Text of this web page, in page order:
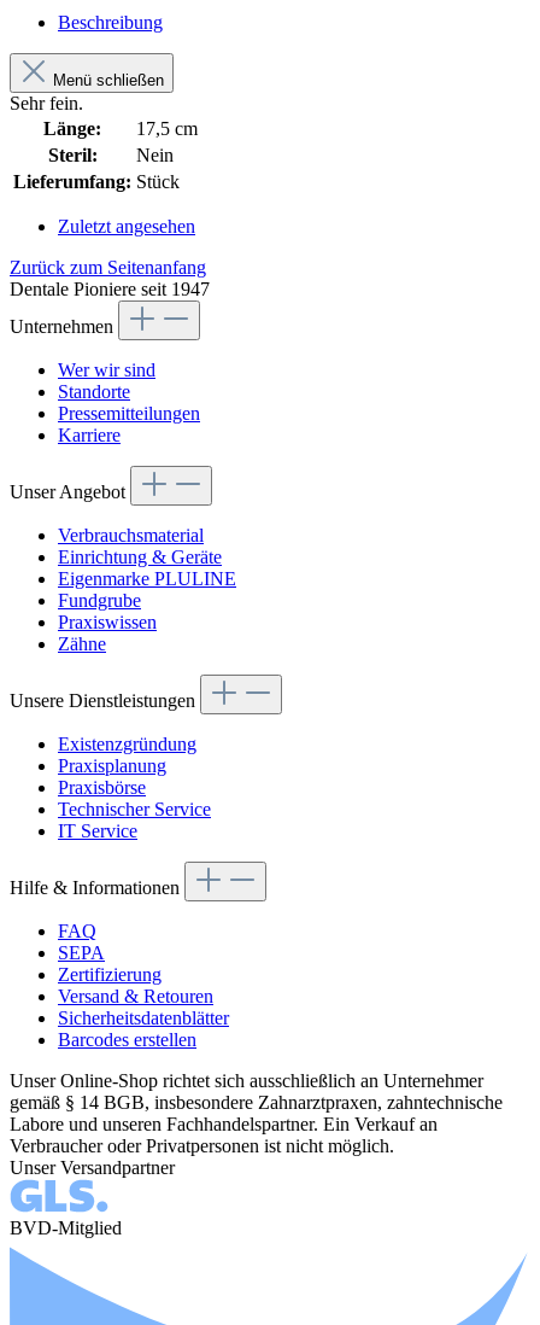
Beschreibung
Menü schließen
Sehr fein.
Länge:
17,5 cm
Steril:
Nein
Lieferumfang: Stück
Zuletzt angesehen
Zurück zum Seitenanfang
Dentale Pioniere seit 1947
Unternehmen
Wer wir sind
Standorte
Pressemitteilungen
Karriere
Unser Angebot
Verbrauchsmaterial
Einrichtung & Geräte
Eigenmarke PLULINE
Fundgrube
Praxiswissen
Zähne
Unsere Dienstleistungen
Existenzgründung
Praxisplanung
Praxisbörse
Technischer Service
IT Service
Hilfe & Informationen
FAQ
SEPA
Zertifizierung
Versand & Retouren
Sicherheitsdatenblätter
Barcodes erstellen
Unser Online-Shop richtet sich ausschließlich an Unternehmer
gemäß § 14 BGB, insbesondere Zahnarztpraxen, zahntechnische
Labore und unseren Fachhandelspartner. Ein Verkauf an
Verbraucher oder Privatpersonen ist nicht möglich.
Unser Versandpartner
BVD-Mitglied